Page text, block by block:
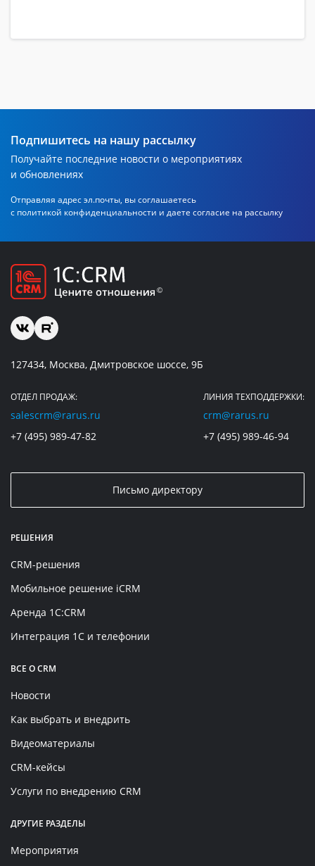
Подпишитесь на нашу рассылку
Получайте последние новости о мероприятиях
и обновлениях
Отправляя адрес эл.почты, вы соглашаетесь
с политикой конфиденциальности и даете согласие на рассылку
127434, Москва, Дмитровское шоссе, 9Б
ОТДЕЛ ПРОДАЖ:
salescrm@rarus.ru
+7 (495) 989-47-82
ЛИНИЯ ТЕХПОДДЕРЖКИ:
crm@rarus.ru
+7 (495) 989-46-94
Письмо директору
РЕШЕНИЯ
CRM-решения
Мобильное решение iCRM
Аренда 1C:CRM
Интеграция 1С и телефонии
ВСЕ О CRM
Новости
Как выбрать и внедрить
Видеоматериалы
CRM-кейсы
Услуги по внедрению CRM
ДРУГИЕ РАЗДЕЛЫ
Мероприятия